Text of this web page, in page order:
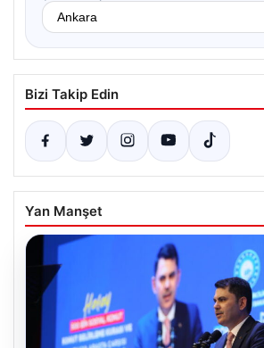
Bizi Takip Edin
Yan Manşet